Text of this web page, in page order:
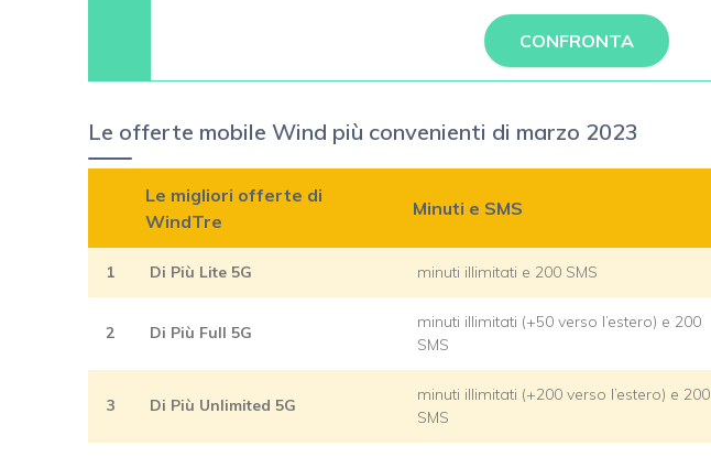
CONFRONTA
Le offerte mobile Wind più convenienti di marzo 2023
Le migliori offerte di
WindTre
Minuti e SMS
1 Di Più Lite 5G minuti illimitati e 200 SMS
2 Di Più Full 5G
minuti illimitati (+50 verso l’estero) e 200
SMS
3 Di Più Unlimited 5G
minuti illimitati (+200 verso l’estero) e 200
SMS